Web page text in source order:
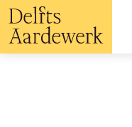
Overslaan
en
naar
de